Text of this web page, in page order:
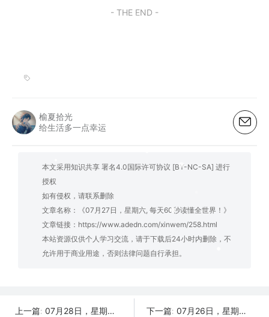
- THE END -
榆夏拾光
给生活多一点幸运
本文采用知识共享 署名4.0国际许可协议 [BY-NC-SA] 进行
授权
如有侵权，请联系删除
文章名称：《07月27日，星期六, 每天60秒读懂全世界！》
文章链接： https://www.adedn.com/xinwem/258.html
本站资源仅供个人学习交流，请于下载后24小时内删除，不
允许用于商业用途，否则法律问题自行承担。
上一篇: 07月28日，星期日, 每天60秒读懂全世界！ 下一篇: 07月26日，星期五, 每天60秒读懂全世界！